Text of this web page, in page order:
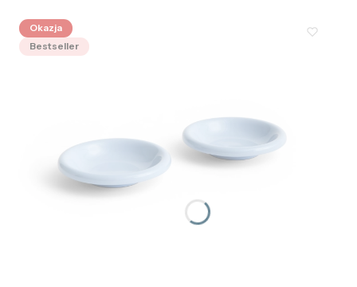
Okazja
Bestseller